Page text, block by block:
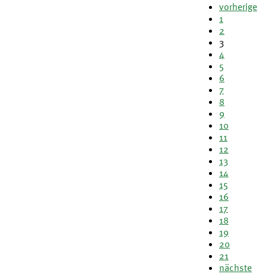
vorherige
1
2
3
4
5
6
7
8
9
10
11
12
13
14
15
16
17
18
19
20
21
nächste